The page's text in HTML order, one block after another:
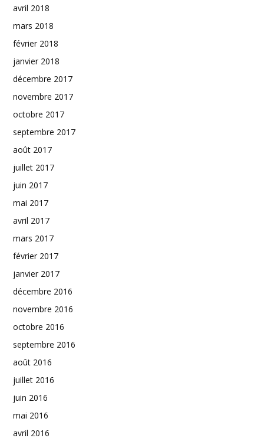
avril 2018
mars 2018
février 2018
janvier 2018
décembre 2017
novembre 2017
octobre 2017
septembre 2017
août 2017
juillet 2017
juin 2017
mai 2017
avril 2017
mars 2017
février 2017
janvier 2017
décembre 2016
novembre 2016
octobre 2016
septembre 2016
août 2016
juillet 2016
juin 2016
mai 2016
avril 2016